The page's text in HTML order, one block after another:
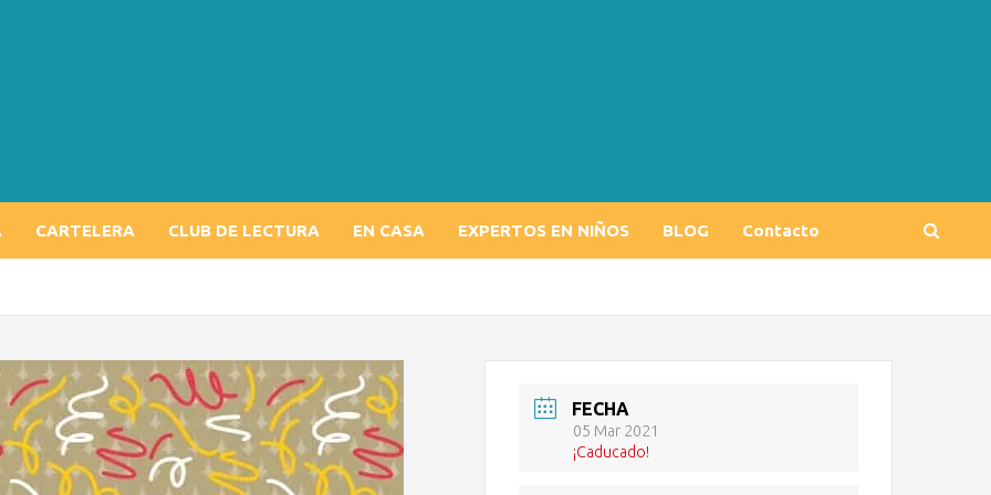
CARTELERA CLUB DE LECTURA EN CASA EXPERTOS EN NIÑOS BLOG Contacto
FECHA
05 Mar 2021
¡Caducado!